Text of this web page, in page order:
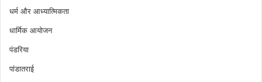
धर्म और आध्यात्मिकता
धार्मिक आयोजन
पंडरिया
पांडातराई